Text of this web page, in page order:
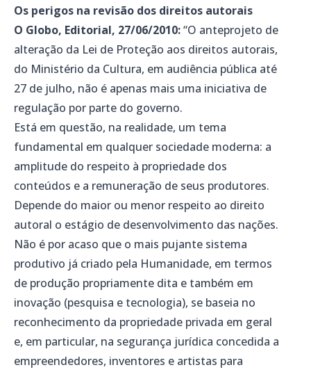
Os perigos na revisão dos direitos autorais
O Globo, Editorial, 27/06/2010:“O anteprojeto de
alteração da Lei de Proteção aos direitos autorais,
do Ministério da Cultura, em audiência pública até
27 de julho, não é apenas mais uma iniciativa de
regulação por parte do governo.
Está em questão, na realidade, um tema
fundamental em qualquer sociedade moderna: a
amplitude do respeito à propriedade dos
conteúdos e a remuneração de seus produtores.
Depende do maior ou menor respeito ao direito
autoral o estágio de desenvolvimento das nações.
Não é por acaso que o mais pujante sistema
produtivo já criado pela Humanidade, em termos
de produção propriamente dita e também em
inovação (pesquisa e tecnologia), se baseia no
reconhecimento da propriedade privada em geral
e, em particular, na segurança jurídica concedida a
empreendedores, inventores e artistas para